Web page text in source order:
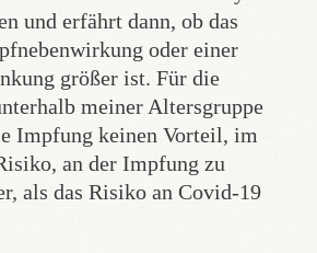
und erfährt dann, ob das
oder einer
größer ist. Für die
meiner Altersgruppe
Impfung keinen Vorteil, im
an der Impfung zu
als das Risiko an Covid-19